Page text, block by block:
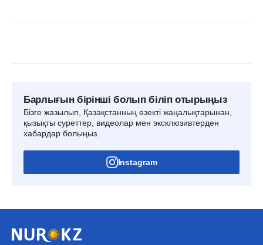
Барлығын бірінші болып біліп отырыңыз
Бізге жазылып, Қазақстанның өзекті жаңалықтарынан,
қызықты суреттер, видеолар мен эксклюзивтерден
хабардар болыңыз.
Instagram